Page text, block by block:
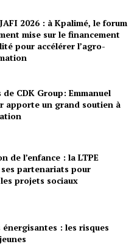
2026 : à Kpalimé, le forum
mise sur le financement
pour accélérer l’agro-
de CDK Group: Emmanuel
apporte un grand soutien à
de l’enfance : la LTPE
partenariats pour
projets sociaux
énergisantes : les risques